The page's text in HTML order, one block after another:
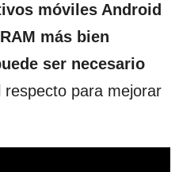
móviles Android
más bien
ser necesario
respecto para mejorar